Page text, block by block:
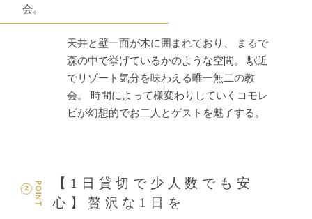
会。
天井と壁一面が木に囲まれており、 まるで
森の中で挙げているかのような空間。 駅近
でリゾート気分を味わえる唯一無二の教
会。 時間によって様変わりしていくコモレ
ビが幻想的でお二人とゲストを魅了する。
POINT
2
【1日貸切で少人数でも安
心】贅沢な1日を